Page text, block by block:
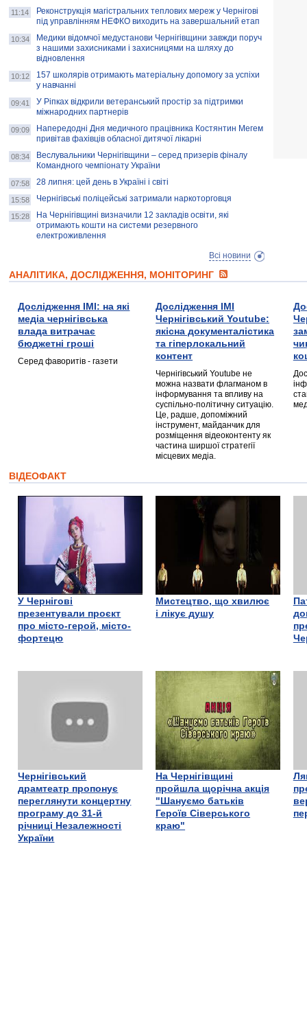
11:14
Реконструкція магістральних теплових мереж у Чернігові
під управлінням НЕФКО виходить на завершальний етап
10:34
Медики відомчої медустанови Чернігівщини завжди поруч
з нашими захисниками і захисницями на шляху до
відновлення
10:12
157 школярів отримають матеріальну допомогу за успіхи
у навчанні
09:41
У Ріпках відкрили ветеранський простір за підтримки
міжнародних партнерів
09:09
Напередодні Дня медичного працівника Костянтин Мегем
привітав фахівців обласної дитячої лікарні
08:34
Веслувальники Чернігівщини – серед призерів фіналу
Командного чемпіонату України
07:58 28 липня: цей день в Україні і світі
15:58 Чернігівські поліцейські затримали наркоторговця
15:28
На Чернігівщині визначили 12 закладів освіти, які
отримають кошти на системи резервного
електроживлення
Всі новини
АНАЛІТИКА, ДОСЛІДЖЕННЯ, МОНІТОРИНГ
Дослідження ІМІ: на які
медіа чернігівська
влада витрачає
бюджетні гроші
Серед фаворитів - газети
Дослідження ІМІ
Чернігівський Youtube:
якісна документалістика
та гіперлокальний
контент
Чернігівський Youtube не
можна назвати флагманом в
інформування та впливу на
суспільно-політичну ситуацію.
Це, радше, допоміжний
інструмент, майданчик для
розміщення відеоконтенту як
частина ширшої стратегії
місцевих медіа.
ВІДЕОФАКТ
У Чернігові
презентували проєкт
про місто-герой, місто-
фортецю
Мистецтво, що хвилює
і лікує душу
Чернігівський
драмтеатр пропонує
переглянути концертну
програму до 31-й
річниці Незалежності
України
На Чернігівщині
пройшла щорічна акція
"Шануємо батьків
Героїв Сіверського
краю"